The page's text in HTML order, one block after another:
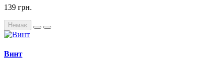
139 грн.
Немає
Винт